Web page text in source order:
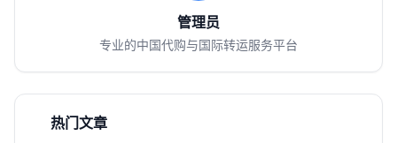
管理员
专业的中国代购与国际转运服务平台
热门文章